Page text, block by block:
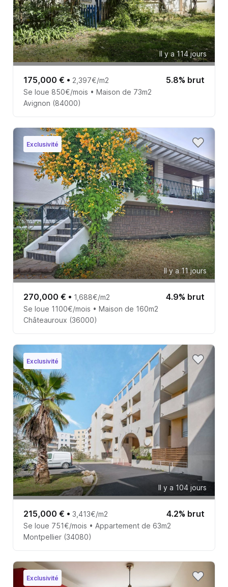
Il y a 114 jours
175,000 € • 2,397€/m2 5.8% brut
Se loue 850€/mois • Maison de 73m2
Avignon (84000)
Exclusivité
Il y a 11 jours
270,000 € • 1,688€/m2 4.9% brut
Se loue 1100€/mois • Maison de 160m2
Châteauroux (36000)
Exclusivité
Il y a 104 jours
215,000 € • 3,413€/m2 4.2% brut
Se loue 751€/mois • Appartement de 63m2
Montpellier (34080)
Exclusivité